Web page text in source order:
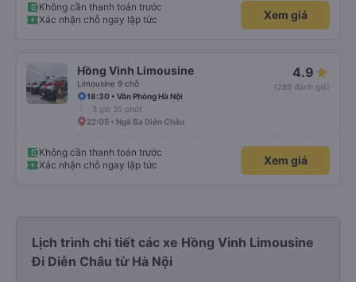
Không cần thanh toán trước
Xác nhận chỗ ngay lập tức
Xem giá
Hồng Vinh Limousine
Limousine 9 chỗ
4.9
(289 đánh giá)
18:30 • Văn Phòng Hà Nội
3 giờ 35 phút
22:05 • Ngã Ba Diễn Châu
Không cần thanh toán trước
Xác nhận chỗ ngay lập tức
Xem giá
Lịch trình chi tiết các xe Hồng Vinh Limousine
Đi Diễn Châu từ Hà Nội